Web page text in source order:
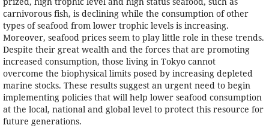
carnivorous fish, is declining while the consumption of other
types of seafood from lower trophic levels is increasing.
Moreover, seafood prices seem to play little role in these trends.
Despite their great wealth and the forces that are promoting
increased consumption, those living in Tokyo cannot
overcome the biophysical limits posed by increasing depleted
marine stocks. These results suggest an urgent need to begin
implementing policies that will help lower seafood consumption
at the local, national and global level to protect this resource for
future generations.